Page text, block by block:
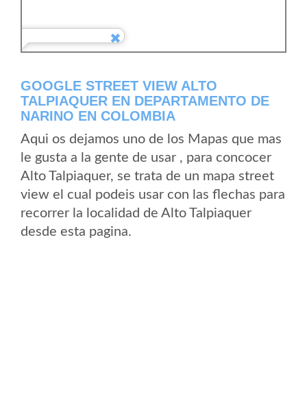
GOOGLE STREET VIEW ALTO
TALPIAQUER EN DEPARTAMENTO DE
NARINO EN COLOMBIA
Aqui os dejamos uno de los Mapas que mas
le gusta a la gente de usar , para concocer
Alto Talpiaquer, se trata de un mapa street
view el cual podeis usar con las flechas para
recorrer la localidad de Alto Talpiaquer
desde esta pagina.